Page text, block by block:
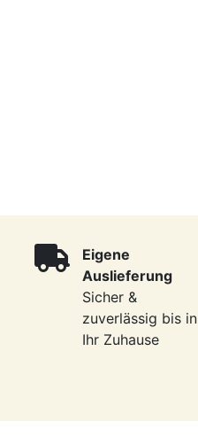
Eigene
Auslieferung
Sicher &
zuverlässig bis in
Ihr Zuhause